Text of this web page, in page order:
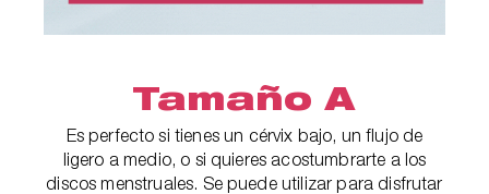
Tamaño A
Es perfecto si tienes un cérvix bajo, un flujo de
ligero a medio, o si quieres acostumbrarte a los
discos menstruales. Se puede utilizar para disfrutar